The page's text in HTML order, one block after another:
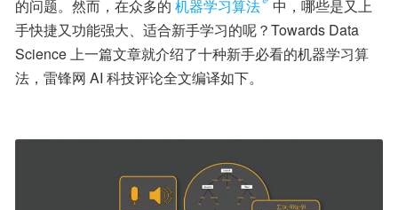
的问题。然而，在众多的 机器学习算法
中，哪些是又上
手快捷又功能强大、适合新手学习的呢？Towards Data
Science 上一篇文章就介绍了十种新手必看的机器学习算
法，雷锋网 AI 科技评论全文编译如下。